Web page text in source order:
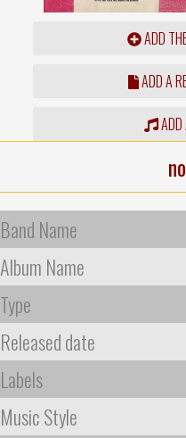
ADD
ADD A
ADD
Band Name
Album Name
Type
Released date
Labels
Music Style